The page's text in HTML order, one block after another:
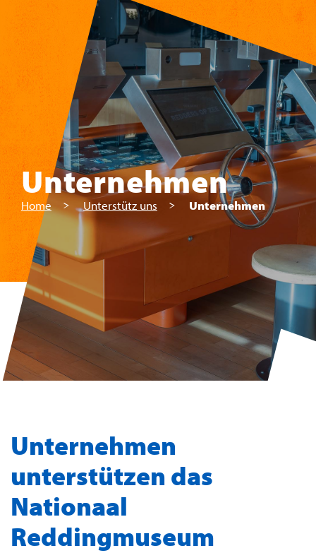
Zum Hauptinhalt springen
Unternehmen
Home Unterstütz uns Unternehmen
Unternehmen
unterstützen das
Nationaal
Reddingmuseum